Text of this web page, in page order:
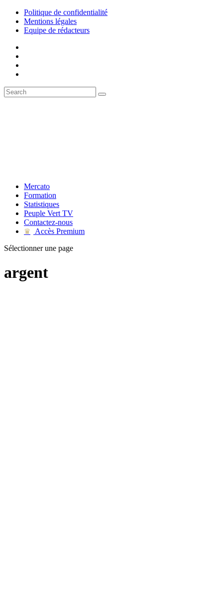
Politique de confidentialité
Mentions légales
Equipe de rédacteurs
Mercato
Formation
Statistiques
Peuple Vert TV
Contactez-nous
♛
Accès Premium
Sélectionner une page
argent